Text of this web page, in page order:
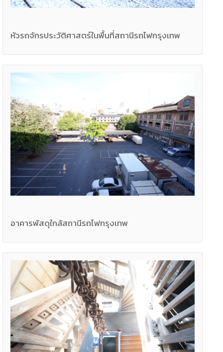
หัวรถจักรประวัติศาสตร์ในพื้นที่สถานีรถไฟกรุงเทพ
อาคารพัสดุใกล้สถานีรถไฟกรุงเทพ